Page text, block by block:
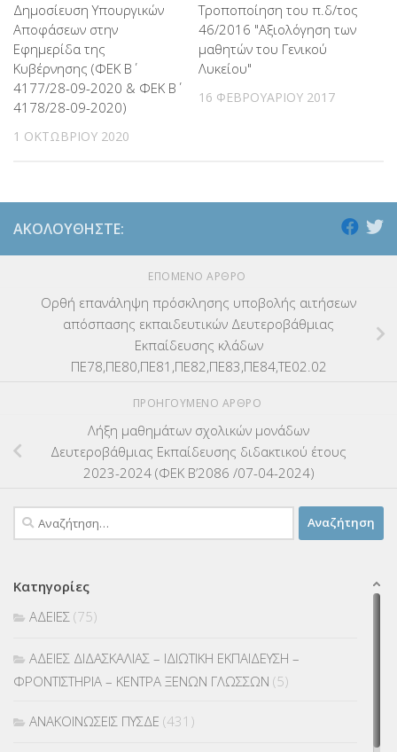
Δημοσίευση Υπουργικών
Αποφάσεων στην
Εφημερίδα της
Κυβέρνησης (ΦΕΚ Β΄
4177/28-09-2020 & ΦΕΚ Β΄
4178/28-09-2020)
1 ΟΚΤΩΒΡΊΟΥ 2020
Τροποποίηση του π.δ/τος
46/2016 "Αξιολόγηση των
μαθητών του Γενικού
Λυκείου"
16 ΦΕΒΡΟΥΑΡΊΟΥ 2017
ΑΚΟΛΟΥΘΉΣΤΕ:
ΕΠΌΜΕΝΟ ΆΡΘΡΟ
Ορθή επανάληψη πρόσκλησης υποβολής αιτήσεων
απόσπασης εκπαιδευτικών Δευτεροβάθμιας
Εκπαίδευσης κλάδων
ΠΕ78,ΠΕ80,ΠΕ81,ΠΕ82,ΠΕ83,ΠΕ84,ΤΕ02.02
ΠΡΟΗΓΟΎΜΕΝΟ ΆΡΘΡΟ
Λήξη μαθημάτων σχολικών μονάδων
Δευτεροβάθμιας Εκπαίδευσης διδακτικού έτους
2023-2024 (ΦΕΚ Β’2086 /07-04-2024)
Αναζήτηση
για:
Κατηγορίες
ΑΔΕΙΕΣ (75)
ΑΔΕΙΕΣ ΔΙΔΑΣΚΑΛΙΑΣ – ΙΔΙΩΤΙΚΗ ΕΚΠΑΙΔΕΥΣΗ –
ΦΡΟΝΤΙΣΤΗΡΙΑ – ΚΕΝΤΡΑ ΞΕΝΩΝ ΓΛΩΣΣΩΝ (5)
ΑΝΑΚΟΙΝΩΣΕΙΣ ΠΥΣΔΕ (431)